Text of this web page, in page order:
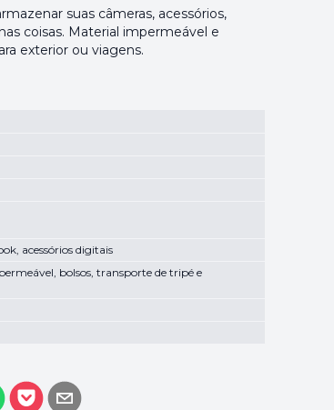
suas câmeras, acessórios,
coisas. Material impermeável e
exterior ou viagens.
acessórios digitais
bolsos, transporte de tripé e